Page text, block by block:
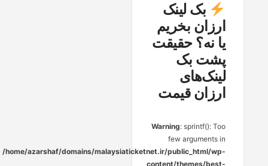
بک لینک
ارزان بخریم
یا نه؟ حقیقت
پشت بک
لینک‌های
ارزان قیمت
Warning: sprintf(): Too
few arguments in
/home/azarshaf/domains/malaysiaticketnet.ir/public_html/wp-
content/themes/best-